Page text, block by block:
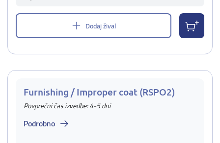
Dodaj žival
Furnishing / Improper coat (RSPO2)
Povprečni čas izvedbe: 4-5 dni
Podrobno